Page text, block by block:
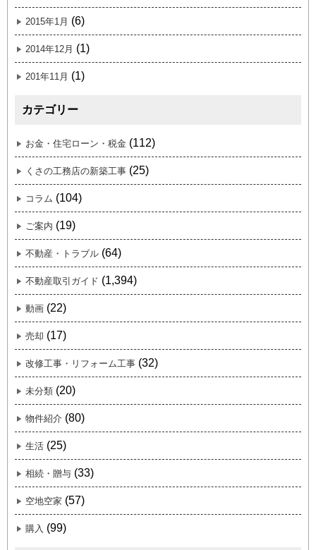
2015年1月 (6)
2014年12月 (1)
201年11月 (1)
カテゴリー
お金・住宅ローン・税金 (112)
くさの工務店の新築工事 (25)
コラム (104)
ご案内 (19)
不動産・トラブル (64)
不動産取引ガイド (1,394)
動画 (22)
売却 (17)
改修工事・リフォーム工事 (32)
未分類 (20)
物件紹介 (80)
生活 (25)
相続・贈与 (33)
空地空家 (57)
購入 (99)